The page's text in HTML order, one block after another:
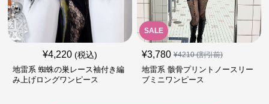
¥4,220 (税込)
地雷系 蜘蛛の巣レース袖付き編
み上げロングワンピース
SALE
¥3,780 ¥4210(割引前)
地雷系 骸骨プリントノースリー
ブミニワンピース